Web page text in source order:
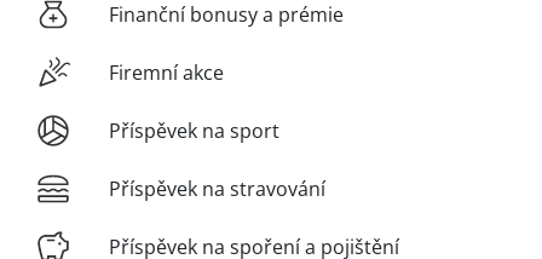
Finanční bonusy a prémie
Firemní akce
Příspěvek na sport
Příspěvek na stravování
Příspěvek na spoření a pojištění